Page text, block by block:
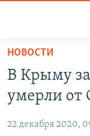
Вернуться
основному
содержанию
Вернутся
СПЕЦПРОЕКТЫ
КАРТА ВОЕННЫХ
ВОДА
ИСТОРИЯ
НОВОСТИ
В Крыму
умерли от
22 декабря 2020,